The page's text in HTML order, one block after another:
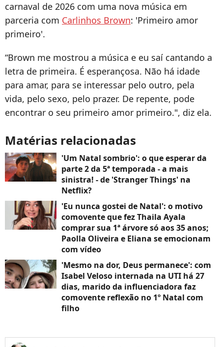
carnaval de 2026 com uma nova música em
parceria com Carlinhos Brown: 'Primeiro amor
primeiro'.
“Brown me mostrou a música e eu saí cantando a
letra de primeira. É esperançosa. Não há idade
para amar, para se interessar pelo outro, pela
vida, pelo sexo, pelo prazer. De repente, pode
encontrar o seu primeiro amor primeiro.", diz ela.
Matérias relacionadas
'Um Natal sombrio': o que esperar da
parte 2 da 5ª temporada - a mais
sinistra! - de 'Stranger Things' na
Netflix?
'Eu nunca gostei de Natal': o motivo
comovente que fez Thaila Ayala
comprar sua 1ª árvore só aos 35 anos;
Paolla Oliveira e Eliana se emocionam
com vídeo
'Mesmo na dor, Deus permanece': com
Isabel Veloso internada na UTI há 27
dias, marido da influenciadora faz
comovente reflexão no 1º Natal com
filho